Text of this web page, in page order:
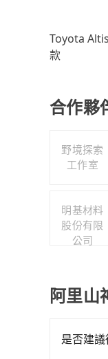
Toyota
款
合作夥
野境探索
工作室
明基材料
股份有限
公司
阿里山
是否建